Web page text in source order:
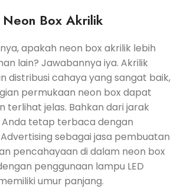
Neon Box Akrilik
apakah neon box akrilik lebih
lain? Jawabannya iya. Akrilik
distribusi cahaya yang sangat baik,
permukaan neon box dapat
terlihat jelas. Bahkan dari jarak
Anda tetap terbaca dengan
sebagai jasa pembuatan
pencahayaan di dalam neon box
penggunaan lampu LED
umur panjang.